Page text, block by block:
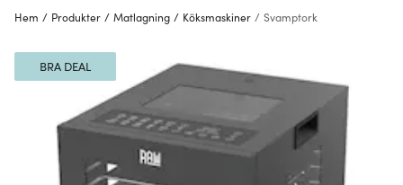
Hem / Produkter / Matlagning / Köksmaskiner / Svamptork
BRA DEAL